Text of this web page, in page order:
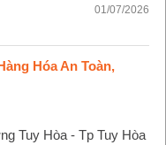
01/07/2026
Hóa An Toàn,
Tuy Hòa - Tp Tuy Hòa